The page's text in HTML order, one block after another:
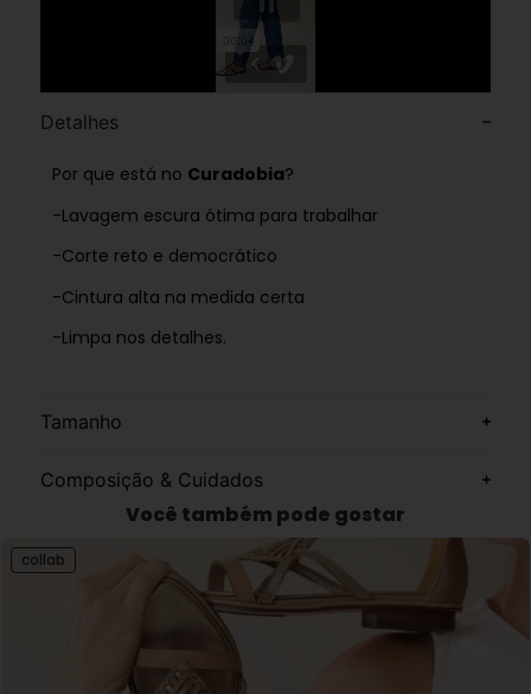
Detalhes
Por que está no Curadobia?
-Lavagem escura ótima para trabalhar
-Corte reto e democrático
-Cintura alta na medida certa
-Limpa nos detalhes.
Tamanho
Composição & Cuidados
Você também pode gostar
collab